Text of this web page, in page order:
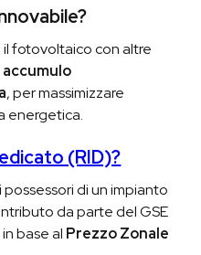
fotovoltaico con altre
, per massimizzare
energetica.
(RID)?
di un impianto
da parte del GSE
base al Prezzo Zonale